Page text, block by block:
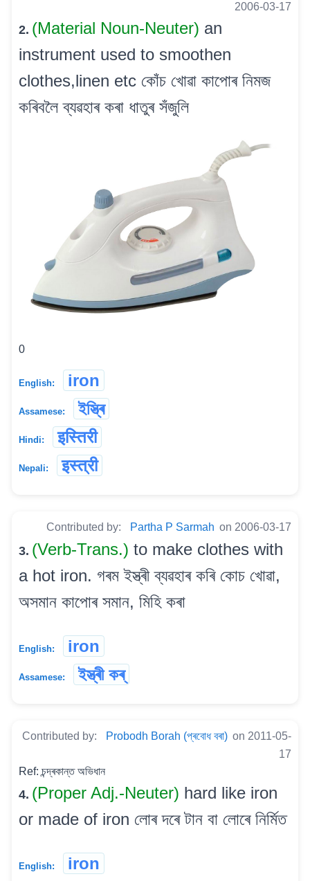
2006-03-17
2. (Material Noun-Neuter) an
instrument used to smoothen
clothes,linen etc কোঁচ খোৱা কাপোৰ নিমজ
কৰিবলৈ ব্যৱহাৰ কৰা ধাতুৰ সঁজুলি
0
English: iron
Assamese: ইস্ত্ৰি
Hindi: इस्तिरी
Nepali: इस्त्री
Contributed by: Partha P Sarmah on 2006-03-17
3. (Verb-Trans.) to make clothes with
a hot iron. গৰম ইস্ত্ৰী ব্যৱহাৰ কৰি কোচ খোৱা,
অসমান কাপোৰ সমান, মিহি কৰা
English: iron
Assamese: ইস্ত্ৰী কৰ্
Contributed by: Probodh Borah (প্ৰবোধ বৰা) on 2011-05-
17
Ref: চন্দ্ৰকান্ত অভিধান
4. (Proper Adj.-Neuter) hard like iron
or made of iron লোৰ দৰে টান বা লোৰে নিৰ্মিত
English: iron